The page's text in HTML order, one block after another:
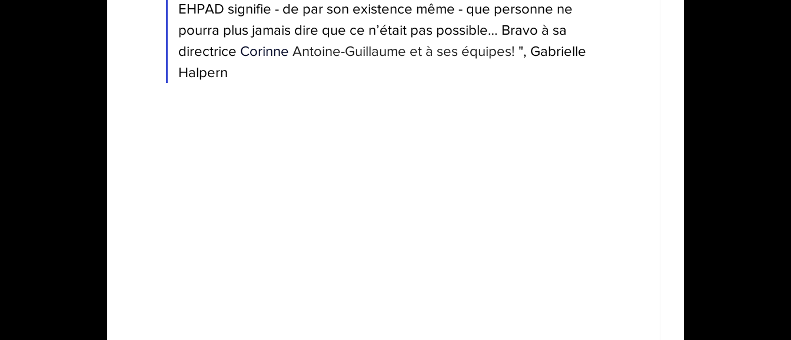
EHPAD signifie - de par son existence même - que personne ne
pourra plus jamais dire que ce n’était pas possible… Bravo à sa
directrice Corinne Antoine-Guillaume et à ses équipes! ", Gabrielle
Halpern